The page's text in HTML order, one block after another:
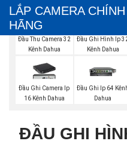
LẮP CAMERA CHÍNH
HÃNG
Đầu Thu Camera 32
Kênh Dahua
Đầu Ghi Hình Ip
Kênh Dahua
Đầu Ghi Camera Ip
16 Kênh Dahua
Đầu Ghi Ip 64
Dahua
ĐẦU GHI